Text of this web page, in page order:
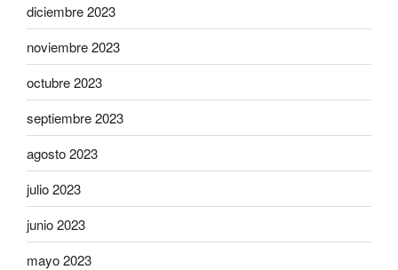
diciembre 2023
noviembre 2023
octubre 2023
septiembre 2023
agosto 2023
julio 2023
junio 2023
mayo 2023